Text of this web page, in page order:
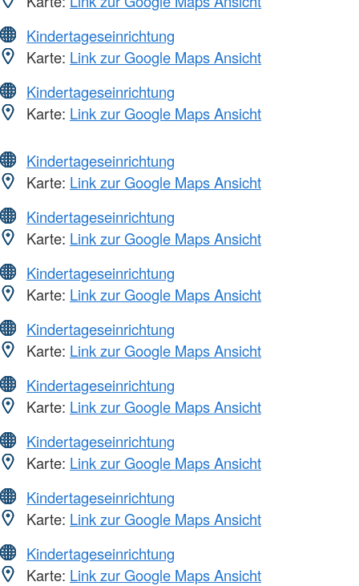
Kindertageseinrichtung
Karte: Link zur Google Maps Ansicht
Kindertageseinrichtung
Karte: Link zur Google Maps Ansicht
Kindertageseinrichtung
Karte: Link zur Google Maps Ansicht
Kindertageseinrichtung
Karte: Link zur Google Maps Ansicht
Kindertageseinrichtung
Karte: Link zur Google Maps Ansicht
Kindertageseinrichtung
Karte: Link zur Google Maps Ansicht
Kindertageseinrichtung
Karte: Link zur Google Maps Ansicht
Kindertageseinrichtung
Karte: Link zur Google Maps Ansicht
Kindertageseinrichtung
Karte: Link zur Google Maps Ansicht
Kindertageseinrichtung
Karte: Link zur Google Maps Ansicht